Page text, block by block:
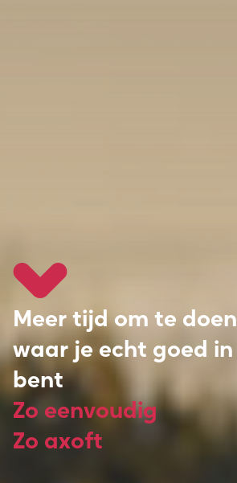
Meer tijd om te doen
waar je echt goed in
bent
Zo eenvoudig
Zo axoft